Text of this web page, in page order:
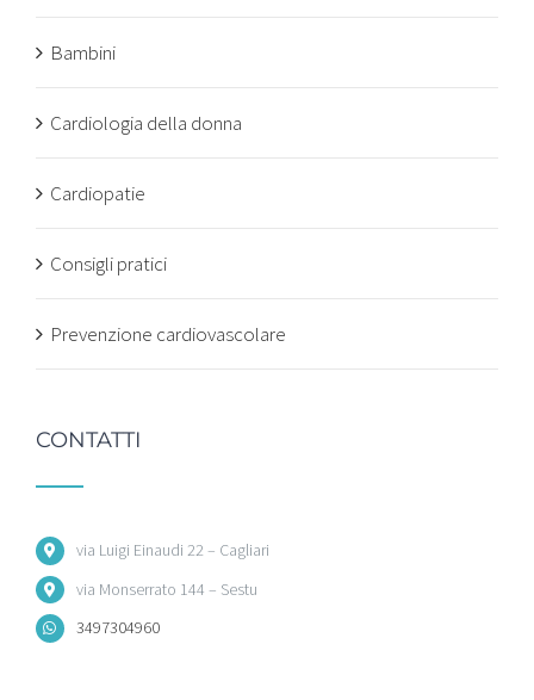
Bambini
Cardiologia della donna
Cardiopatie
Consigli pratici
Prevenzione cardiovascolare
CONTATTI
via Luigi Einaudi 22 – Cagliari
via Monserrato 144 – Sestu
3497304960